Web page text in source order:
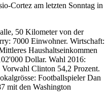
Cortez am letzten Sonntag in
50 Kilometer von der
7000 Einwohner. Wirtschaft:
Haushaltseinkommen
Dollar. Wahl 2016:
Clinton 54,2 Prozent.
Footballspieler Dan
mit den Washington